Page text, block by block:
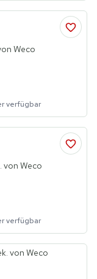
Weco
verfügbar
von Weco
verfügbar
von Weco